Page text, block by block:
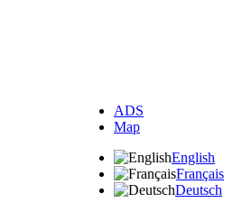
ADS
Map
English
Français
Deutsch